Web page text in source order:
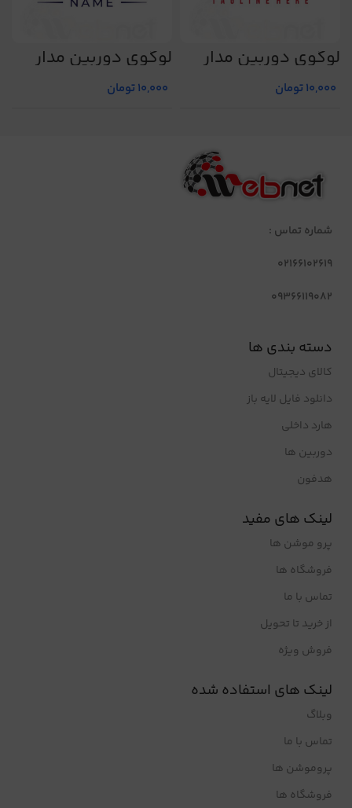
لوگوی دوربین مدار
بسته کد 224
10,000تومان
لوگوی دوربین مدار
بسته کد 227
10,000تومان
شماره تماس :
02166102619
09366119082
دسته بندی ها
کالای دیجیتال
دانلود فایل لایه باز
هارد داخلی
دوربین ها
هدفون
لینک های مفید
پرو موشن ها
فروشگاه ها
تماس با ما
از خرید تا تحویل
فروش ویژه
لینک های استفاده شده
وبلاگ
تماس با ما
پروموشن ها
فروشگاه ها